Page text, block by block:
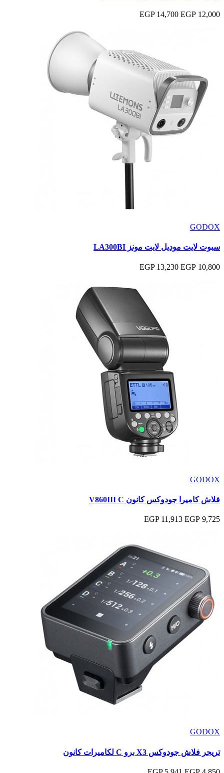
12,000 EGP
14,700 EGP
GODOX
سبوت لايت موديل لايت مونز LA300BI
10,800 EGP
13,230 EGP
GODOX
فلاش كاميرا جودوكس كانون V860III C
9,725 EGP
11,913 EGP
GODOX
تريجر فلاش جودوكس X3 برو C لكاميرات كانون